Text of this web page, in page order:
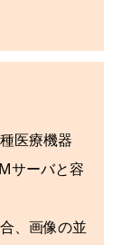
医療機器
サーバと容
、画像の並